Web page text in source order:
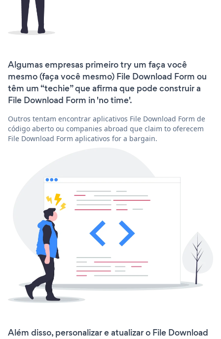
Algumas empresas primeiro try um faça você
mesmo (faça você mesmo) File Download Form ou
têm um “techie” que afirma que pode construir a
File Download Form in 'no time'.
Outros tentam encontrar aplicativos File Download Form de
código aberto ou companies abroad que claim to oferecem
File Download Form aplicativos for a bargain.
Além disso, personalizar e atualizar o File Download